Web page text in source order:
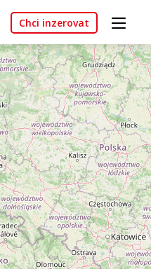
Chci inzerovat